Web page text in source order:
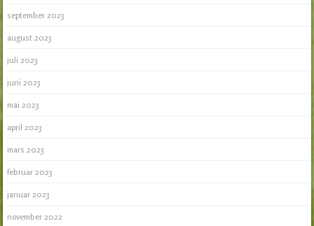
september 2023
august 2023
juli 2023
juni 2023
mai 2023
april 2023
mars 2023
februar 2023
januar 2023
november 2022